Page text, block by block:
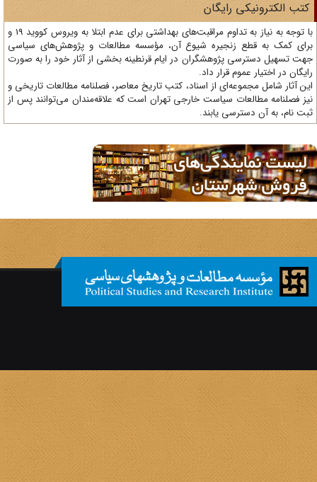
الکترونیکی رایگان
با توجه به نیاز به تداوم مراقبت‌های بهداشتی برای عدم ابتلا به ویروس کووید 19 و
کمک به قطع زنجیره شیوع آن، مؤسسه مطالعات و پژوهش‌های سیاسی
تسهیل دسترسی پژوهشگران در ایام قرنطینه بخشی از آثار خود را به صورت
در اختیار عموم قرار داد.
آثار شامل مجموعه‌ای از اسناد، کتب تاریخ معاصر، فصلنامه‌ مطالعات تاریخی و
فصلنامه مطالعات سیاست خارجی تهران است که علاقه‌مندان می‌توانند پس از
نام، به آن دسترسی یابند.